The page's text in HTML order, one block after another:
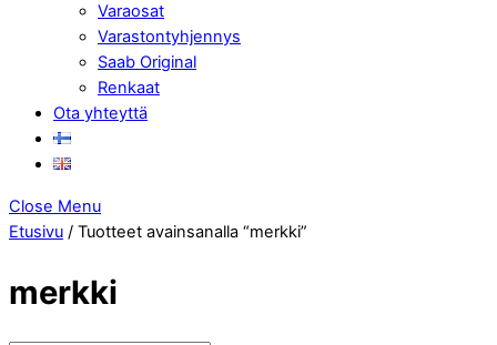
Varaosat
Varastontyhjennys
Saab Original
Renkaat
Ota yhteyttä
Close Menu
Etusivu / Tuotteet avainsanalla “merkki”
merkki